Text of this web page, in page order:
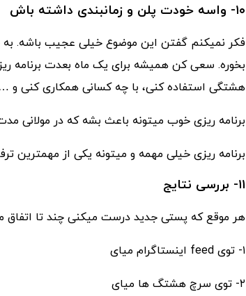
۱۰- واسه خودت پلن و زمانبندی داشته باش
فکر نمیکنم گفتن این موضوع خیلی عجیب باشه.
بخوره. سعی کن همیشه برای یک ماه بعدت برنامه
هشتگی استفاده کنی، با چه کسانی همکاری کنی و
برنامه ریزی خوب میتونه باعث بشه که در مولانی
برنامه ریزی خیلی مهمه و میتونه یکی از مهمترین
۱۱- بررسی نتایج
هر موقع که پستی جدید درست میکنی چند تا اتفاق
۱- توی feed اینستاگرام میای
۲- توی سرچ هشتگ ها میای